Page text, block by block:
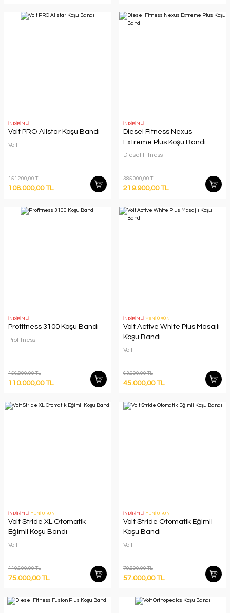
İNDİRİMLİ
Voit PRO Allstar Koşu Bandı
Voit
151.200,00 TL
108.000,00 TL
İNDİRİMLİ
Diesel Fitness Nexus
Extreme Plus Koşu Bandı
Diesel Fitness
385.000,00 TL
219.900,00 TL
İNDİRİMLİ
Profitness 3100 Koşu Bandı
Profitness
156.800,00 TL
110.000,00 TL
İNDİRİMLİ YENİ ÜRÜN
Voit Active White Plus Masajlı
Koşu Bandı
Voit
63.000,00 TL
45.000,00 TL
İNDİRİMLİ YENİ ÜRÜN
Voit Stride XL Otomatik
Eğimli Koşu Bandı
Voit
110.600,00 TL
75.000,00 TL
İNDİRİMLİ YENİ ÜRÜN
Voit Stride Otomatik Eğimli
Koşu Bandı
Voit
79.800,00 TL
57.000,00 TL